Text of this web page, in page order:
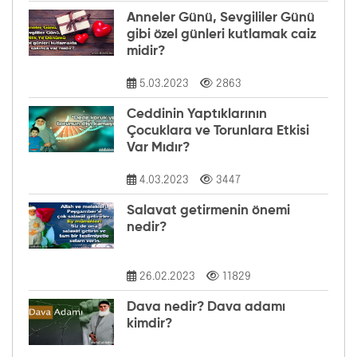
Anneler Günü, Sevgililer Günü
gibi özel günleri kutlamak caiz
midir?
5.03.2023 2863
Ceddinin Yaptıklarının
Çocuklara ve Torunlara Etkisi
Var Mıdır?
4.03.2023 3447
Salavat getirmenin önemi
nedir?
26.02.2023 11829
Dava nedir? Dava adamı
kimdir?